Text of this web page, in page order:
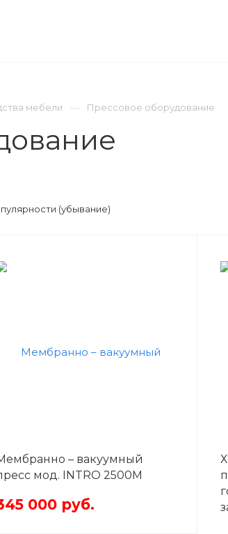
мебели Прессовое оборудование
(убывание)
– вакуумный
мод. INTRO 2500M
000 руб.